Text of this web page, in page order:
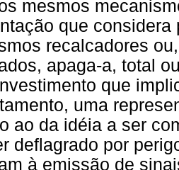
mesmos
que
recalcadores
apaga-a, total
que
uma
ao da idéia a ser
deflagrado por
à emissão de